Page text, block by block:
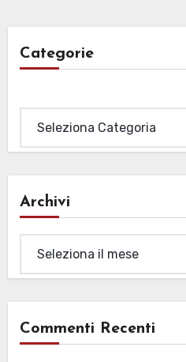
Categorie
Archivi
Commenti Recenti